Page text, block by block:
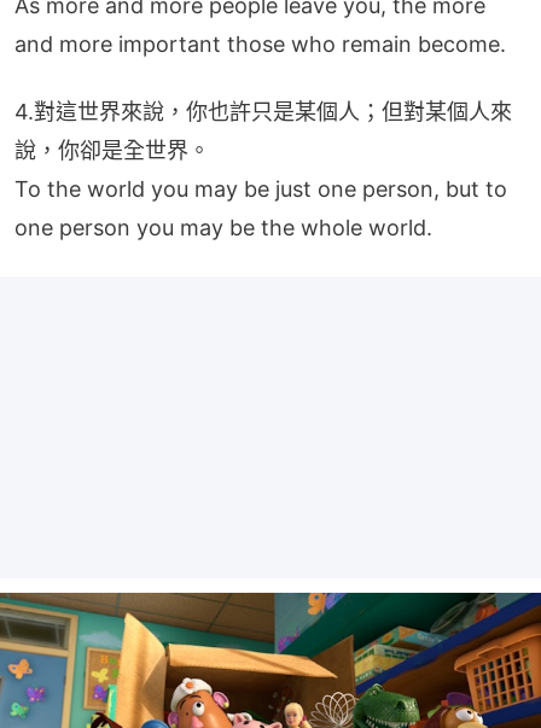
As more and more people leave you, the more
and more important those who remain become.
4.對這世界來說，你也許只是某個人；但對某個人來
說，你卻是全世界。
To the world you may be just one person, but to
one person you may be the whole world.